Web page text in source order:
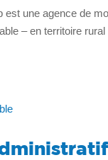
une agence de
– en territoire